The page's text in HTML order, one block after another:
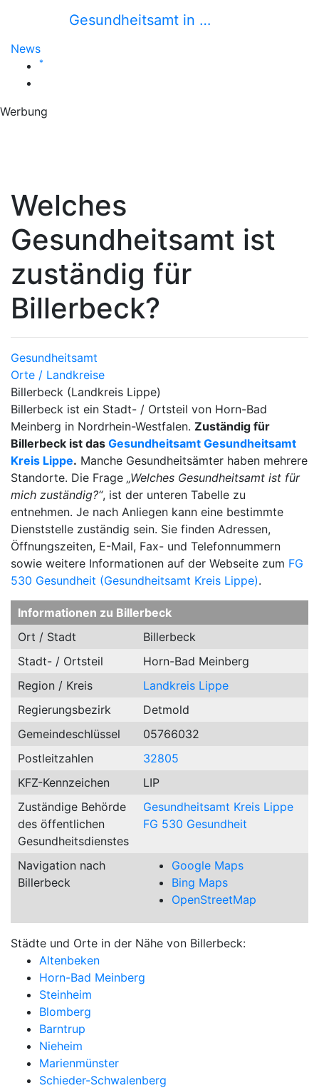
Gesundheitsamt in …
News
*
Werbung
Welches
Gesundheitsamt ist
zuständig für
Billerbeck?
Gesundheitsamt
Orte / Landkreise
Billerbeck (Landkreis Lippe)
Billerbeck ist ein Stadt- / Ortsteil von Horn-Bad
Meinberg in Nordrhein-Westfalen. Zuständig für
Billerbeck ist das Gesundheitsamt Gesundheitsamt
Kreis Lippe. Manche Gesundheitsämter haben mehrere
Standorte. Die Frage „Welches Gesundheitsamt ist für
mich zuständig?“, ist der unteren Tabelle zu
entnehmen. Je nach Anliegen kann eine bestimmte
Dienststelle zuständig sein. Sie finden Adressen,
Öffnungszeiten, E-Mail, Fax- und Telefonnummern
sowie weitere Informationen auf der Webseite zum FG
530 Gesundheit (Gesundheitsamt Kreis Lippe).
Informationen zu Billerbeck
Ort / Stadt
Billerbeck
Stadt- / Ortsteil
Horn-Bad Meinberg
Region / Kreis
Landkreis Lippe
Regierungsbezirk
Detmold
Gemeindeschlüssel
05766032
Postleitzahlen
32805
KFZ-Kennzeichen
LIP
Zuständige Behörde
des öffentlichen
Gesundheitsdienstes
Gesundheitsamt Kreis Lippe
FG 530 Gesundheit
Navigation nach
Billerbeck
Google Maps
Bing Maps
OpenStreetMap
Städte und Orte in der Nähe von Billerbeck:
Altenbeken
Horn-Bad Meinberg
Steinheim
Blomberg
Barntrup
Nieheim
Marienmünster
Schieder-Schwalenberg